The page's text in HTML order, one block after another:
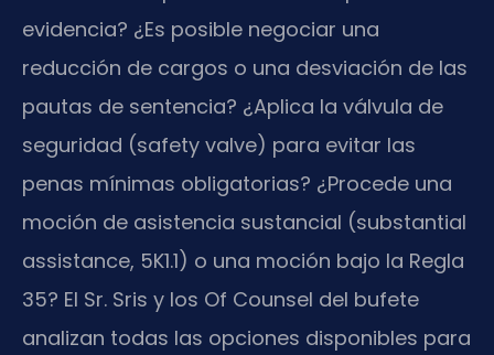
evidencia? ¿Es posible negociar una
reducción de cargos o una desviación de las
pautas de sentencia? ¿Aplica la válvula de
seguridad (safety valve) para evitar las
penas mínimas obligatorias? ¿Procede una
moción de asistencia sustancial (substantial
assistance, 5K1.1) o una moción bajo la Regla
35? El Sr. Sris y los Of Counsel del bufete
analizan todas las opciones disponibles para